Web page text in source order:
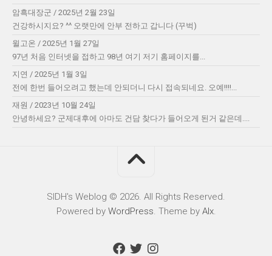
암흑대장군 / 2025년 2월 23일
건강하시지요? ^^ 오랫만에 안부 전하고 갑니다 (꾸벅)
윌고온 / 2025년 1월 27일
97년 처음 인터넷을 접하고 98년 여기 저기 홈페이지를...
지연 / 2025년 1월 3일
전에 한번 들어오려고 했는데 안되더니 다시 접속되네요. 오예!!!!...
재원 / 2023년 10월 24일
안녕하세요? 군제대후에 아마도 건담 찾다가 들어오게 된거 같은데....
SIDH′s Weblog © 2026. All Rights Reserved.
Powered by WordPress. Theme by Alx.